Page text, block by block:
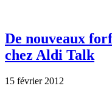
De nouveaux
chez Aldi Talk
15 février 2012